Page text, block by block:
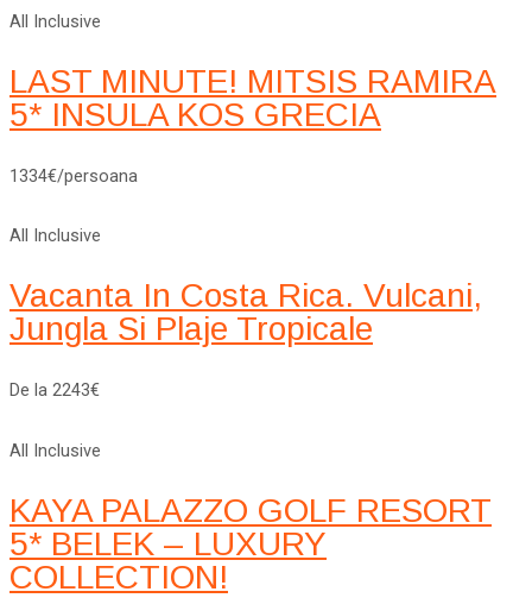
All Inclusive
LAST MINUTE! MITSIS RAMIRA
5* INSULA KOS GRECIA
1334€/persoana
All Inclusive
Vacanta In Costa Rica. Vulcani,
Jungla Si Plaje Tropicale
De la 2243€
All Inclusive
KAYA PALAZZO GOLF RESORT
5* BELEK – LUXURY
COLLECTION!